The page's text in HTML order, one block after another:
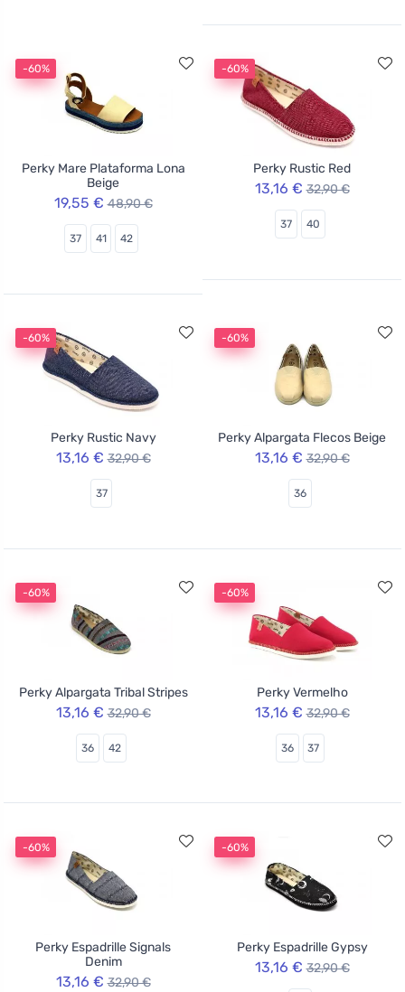
-60%
Perky Mare Plataforma Lona
Beige
19,55 € 48,90 €
37 41 42
-60%
Perky Rustic Red
13,16 € 32,90 €
37 40
-60%
Perky Rustic Navy
13,16 € 32,90 €
37
-60%
Perky Alpargata Flecos Beige
13,16 € 32,90 €
36
-60%
Perky Alpargata Tribal Stripes
13,16 € 32,90 €
36 42
-60%
Perky Vermelho
13,16 € 32,90 €
36 37
-60%
Perky Espadrille Signals
Denim
13,16 € 32,90 €
-60%
Perky Espadrille Gypsy
13,16 € 32,90 €